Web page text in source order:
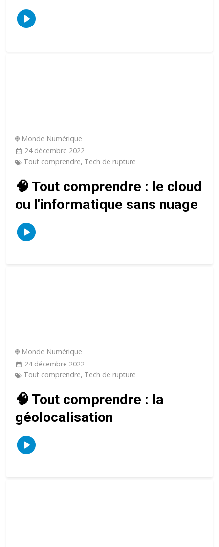
Monde Numérique
24 décembre 2022
Tout comprendre, Tech de rupture
🧠 Tout comprendre : le cloud
ou l'informatique sans nuage
Monde Numérique
24 décembre 2022
Tout comprendre, Tech de rupture
🧠 Tout comprendre : la
géolocalisation